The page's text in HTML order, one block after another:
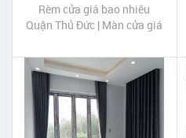
Rèm cửa giá bao nhiêu
Quận Thủ Đức | Màn cửa giá